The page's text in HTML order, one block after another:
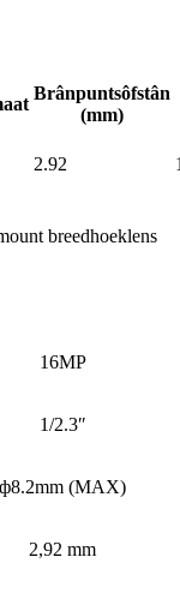
Brânpuntsôfstân
(mm)
2.92
breedhoeklens
16MP
1/2.3″
ф8.2mm (MAX)
2,92 mm